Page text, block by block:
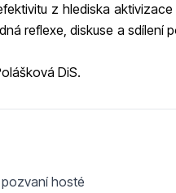
z hlediska
reflexe, diskuse a sdílení
DiS.
hosté